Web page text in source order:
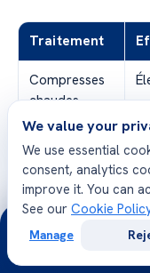
Traitement
Compresses
chaudes
doux
Évitement du
maquillage
We value your
We use essential
consent, analytics
improve it. You can
See our Cookie
Manage
24/7